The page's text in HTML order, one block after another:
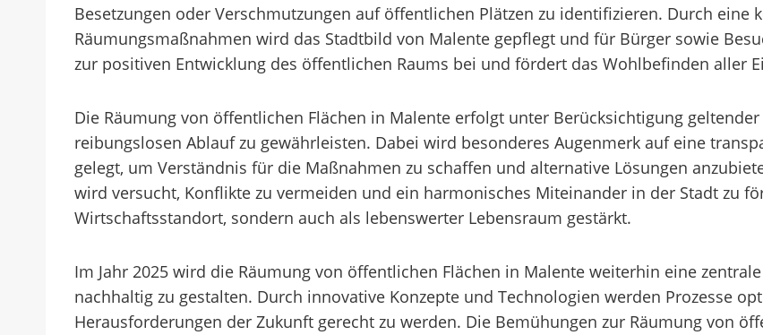
Besetzungen oder Verschmutzungen auf öffentlichen Plätzen zu identifizieren. Durch eine
Räumungsmaßnahmen wird das Stadtbild von Malente gepflegt und für Bürger sowie
zur positiven Entwicklung des öffentlichen Raums bei und fördert das Wohlbefinden aller
Die Räumung von öffentlichen Flächen in Malente erfolgt unter Berücksichtigung
reibungslosen Ablauf zu gewährleisten. Dabei wird besonderes Augenmerk auf eine
gelegt, um Verständnis für die Maßnahmen zu schaffen und alternative Lösungen
wird versucht, Konflikte zu vermeiden und ein harmonisches Miteinander in der Stadt zu
Wirtschaftsstandort, sondern auch als lebenswerter Lebensraum gestärkt.
Im Jahr 2025 wird die Räumung von öffentlichen Flächen in Malente weiterhin eine
nachhaltig zu gestalten. Durch innovative Konzepte und Technologien werden Prozesse
Herausforderungen der Zukunft gerecht zu werden. Die Bemühungen zur Räumung von